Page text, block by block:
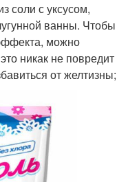
соли с уксусом,
ванны. Чтобы
можно
никак не повредит
от желтизны;